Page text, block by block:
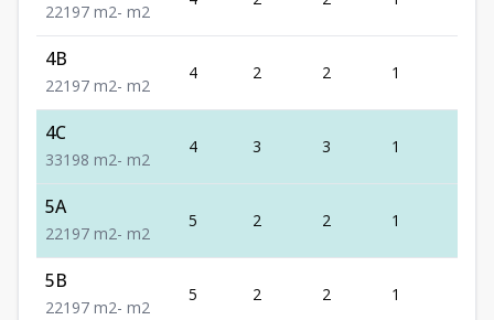
221 97 m2- m2
4B
221 97 m2- m2
4 2 2 1
4C
331 98 m2- m2
4 3 3 1
5A
221 97 m2- m2
5 2 2 1
5B
221 97 m2- m2
5 2 2 1